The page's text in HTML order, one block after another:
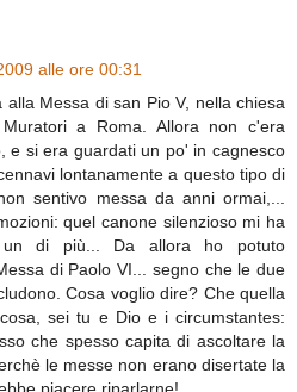
alle ore 00:31
alla Messa di san Pio V, nella chiesa
a Roma. Allora non c'era
e si era guardati un po' in cagnesco
lontanamente a questo tipo di
sentivo messa da anni ormai,...
quel canone silenzioso mi ha
un di più... Da allora ho potuto
di Paolo VI... segno che le due
Cosa voglio dire? Che quella
sei tu e Dio e i circumstantes:
che spesso capita di ascoltare la
le messe non erano disertate la